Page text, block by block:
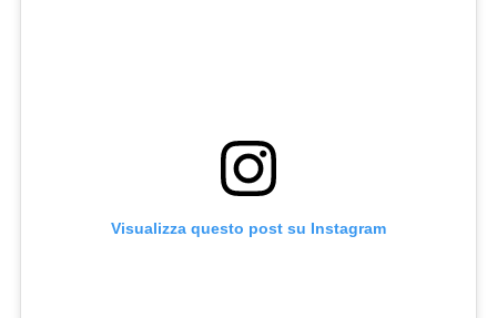
Visualizza questo post su Instagram